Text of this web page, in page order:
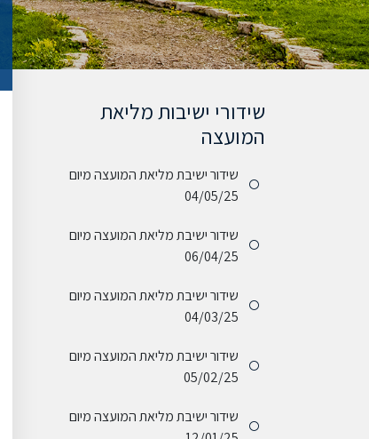
שידורי ישיבות מליאת
המועצה
שידור ישיבת מליאת המועצה מיום
04/05/25
שידור ישיבת מליאת המועצה מיום
06/04/25
שידור ישיבת מליאת המועצה מיום
04/03/25
שידור ישיבת מליאת המועצה מיום
05/02/25
שידור ישיבת מליאת המועצה מיום